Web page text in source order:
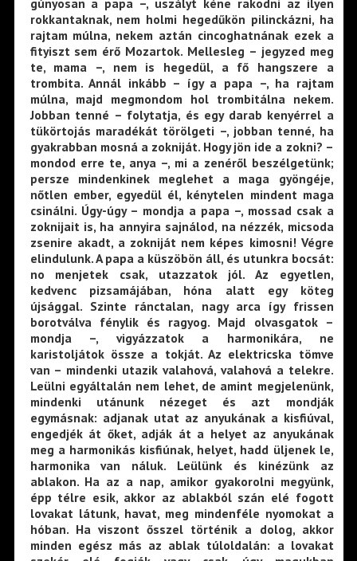
rokkantaknak, nem holmi hegedűkön pilinckázni, ha
rajtam múlna, nekem aztán cincoghatnának ezek a
fityiszt sem érő Mozartok. Mellesleg – jegyzed meg
te, mama –, nem is hegedül, a fő hangszere a
trombita. Annál inkább – így a papa –, ha rajtam
múlna, majd megmondom hol trombitálna nekem.
Jobban tenné – folytatja, és egy darab kenyérrel a
tükörtojás maradékát törölgeti –, jobban tenné, ha
gyakrabban mosná a zokniját. Hogy jön ide a zokni? –
mondod erre te, anya –, mi a zenéről beszélgetünk;
persze mindenkinek meglehet a maga gyöngéje,
nőtlen ember, egyedül él, kénytelen mindent maga
csinálni. Úgy-úgy – mondja a papa –, mossad csak a
zoknijait is, ha annyira sajnálod, na nézzék, micsoda
zsenire akadt, a zokniját nem képes kimosni! Végre
elindulunk. A papa a küszöbön áll, és utunkra bocsát:
no menjetek csak, utazzatok jól. Az egyetlen,
kedvenc pizsamájában, hóna alatt egy köteg
újsággal. Szinte ránctalan, nagy arca így frissen
borotválva fénylik és ragyog. Majd olvasgatok –
mondja –, vigyázzatok a harmonikára, ne
karistoljátok össze a tokját. Az elektricska tömve
van – mindenki utazik valahová, valahová a telekre.
Leülni egyáltalán nem lehet, de amint megjelenünk,
mindenki utánunk nézeget és azt mondják
egymásnak: adjanak utat az anyukának a kisfiúval,
engedjék át őket, adják át a helyet az anyukának
meg a harmonikás kisfiúnak, helyet, hadd üljenek le,
harmonika van náluk. Leülünk és kinézünk az
ablakon. Ha az a nap, amikor gyakorolni megyünk,
épp télre esik, akkor az ablakból szán elé fogott
lovakat látunk, havat, meg mindenféle nyomokat a
hóban. Ha viszont ősszel történik a dolog, akkor
minden egész más az ablak túloldalán: a lovakat